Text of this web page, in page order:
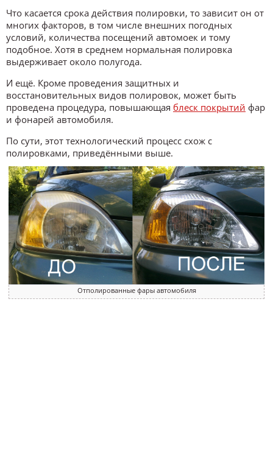
Что касается срока действия полировки, то зависит он от
многих факторов, в том числе внешних погодных
условий, количества посещений автомоек и тому
подобное. Хотя в среднем нормальная полировка
выдерживает около полугода.
И ещё. Кроме проведения защитных и
восстановительных видов полировок, может быть
проведена процедура, повышающая блеск покрытий фар
и фонарей автомобиля.
По сути, этот технологический процесс схож с
полировками, приведёнными выше.
Отполированные фары автомобиля